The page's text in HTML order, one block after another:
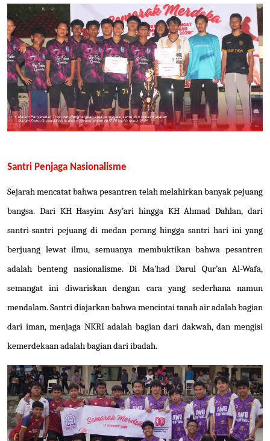
Santri Penjaga Nasionalisme
Sejarah mencatat bahwa pesantren telah melahirkan banyak pejuang
bangsa. Dari KH Hasyim Asy’ari hingga KH Ahmad Dahlan, dari
santri-santri pejuang di medan perang hingga santri hari ini yang
berjuang lewat ilmu, semuanya membuktikan bahwa pesantren
adalah benteng nasionalisme. Di Ma’had Darul Qur’an Al-Wafa,
semangat ini diwariskan dengan cara yang sederhana namun
mendalam. Santri diajarkan bahwa mencintai tanah air adalah bagian
dari iman, menjaga NKRI adalah bagian dari dakwah, dan mengisi
kemerdekaan adalah bagian dari ibadah.